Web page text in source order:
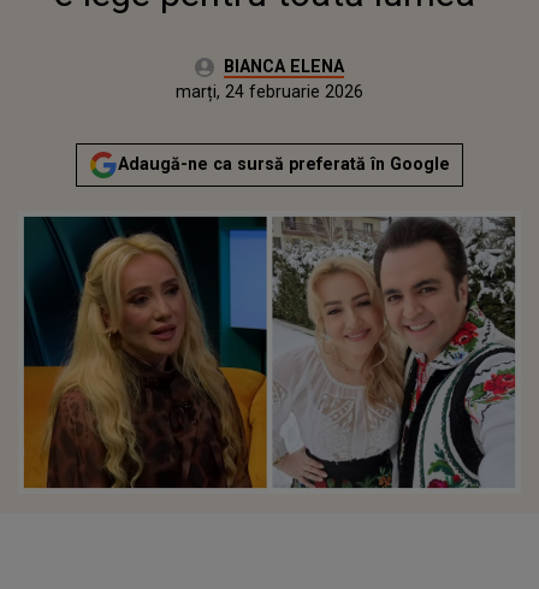
Autor:BIANCA ELENA
marți, 24 februarie 2026Actualizat:
marți, 24 februarie 2026
Adaugă-ne ca sursă preferată în Google